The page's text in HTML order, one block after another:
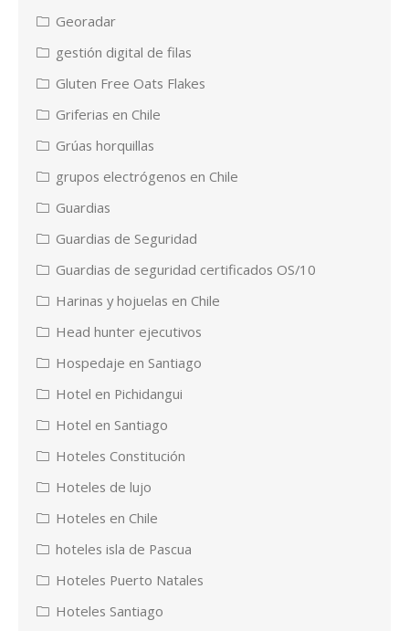
Georadar
gestión digital de filas
Gluten Free Oats Flakes
Griferias en Chile
Grúas horquillas
grupos electrógenos en Chile
Guardias
Guardias de Seguridad
Guardias de seguridad certificados OS/10
Harinas y hojuelas en Chile
Head hunter ejecutivos
Hospedaje en Santiago
Hotel en Pichidangui
Hotel en Santiago
Hoteles Constitución
Hoteles de lujo
Hoteles en Chile
hoteles isla de Pascua
Hoteles Puerto Natales
Hoteles Santiago